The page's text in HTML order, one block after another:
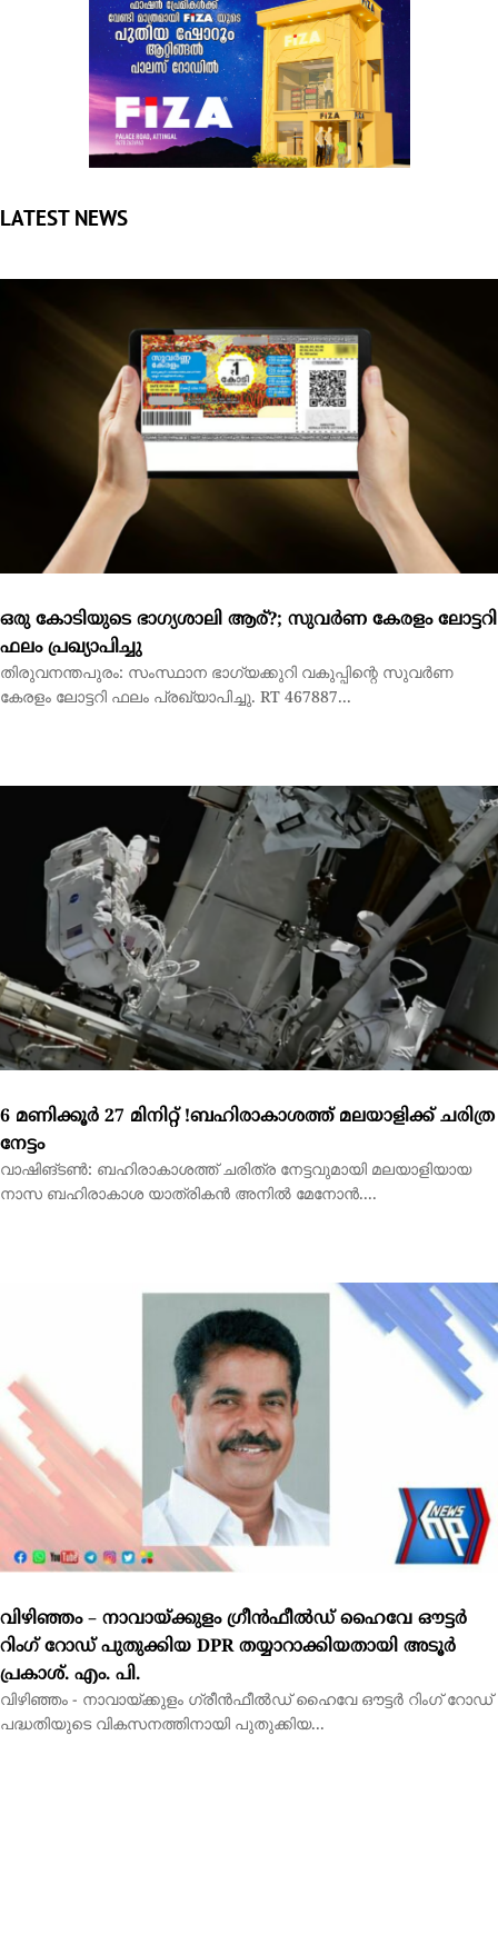
LATEST NEWS
ഒരു കോടിയുടെ ഭാഗ്യശാലി ആര്?; സുവര്‍ണ കേരളം ലോട്ടറി
ഫലം പ്രഖ്യാപിച്ചു
തിരുവനന്തപുരം: സംസ്ഥാന ഭാഗ്യക്കുറി വകുപ്പിന്റെ സുവര്‍ണ
കേരളം ലോട്ടറി ഫലം പ്രഖ്യാപിച്ചു. RT 467887...
6 മണിക്കൂര്‍ 27 മിനിറ്റ് !ബഹിരാകാശത്ത് മലയാളിക്ക് ചരിത്ര
വാഷിങ്ടണ്‍: ബഹിരാകാശത്ത് ചരിത്ര നേട്ടവുമായി മലയാളിയായ
നാസ ബഹിരാകാശ യാത്രികന്‍ അനില്‍ മേനോന്‍....
​വിഴിഞ്ഞം – നാവായ്ക്കുളം ഗ്രീൻഫീൽഡ് ഹൈവേ ഔട്ടർ
റിംഗ് റോഡ് പുതുക്കിയ DPR തയ്യാറാക്കിയതായി അടൂർ
പ്രകാശ്. എം. പി.
വിഴിഞ്ഞം - നാവായ്ക്കുളം ഗ്രീൻഫീൽഡ് ഹൈവേ ഔട്ടർ റിംഗ് റോഡ്
പദ്ധതിയുടെ വികസനത്തിനായി പുതുക്കിയ...